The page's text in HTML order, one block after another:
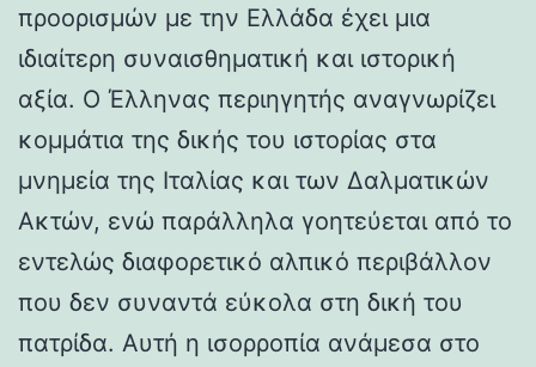
προορισμών με την Ελλάδα έχει μια
ιδιαίτερη συναισθηματική και ιστορική
αξία. Ο Έλληνας περιηγητής αναγνωρίζει
κομμάτια της δικής του ιστορίας στα
μνημεία της Ιταλίας και των Δαλματικών
Ακτών, ενώ παράλληλα γοητεύεται από το
εντελώς διαφορετικό αλπικό περιβάλλον
που δεν συναντά εύκολα στη δική του
πατρίδα. Αυτή η ισορροπία ανάμεσα στο